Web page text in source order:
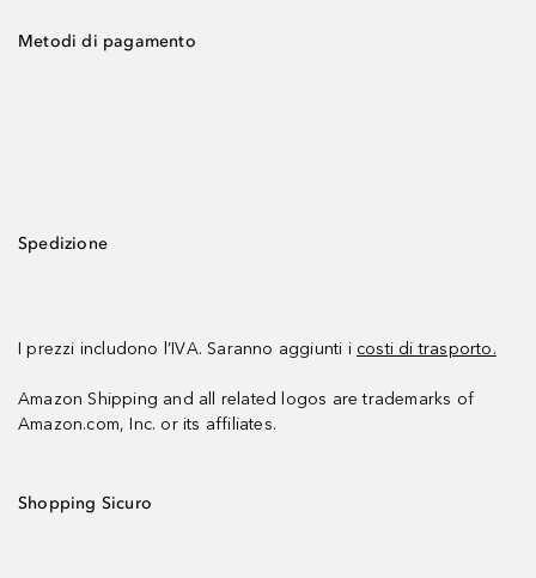
Metodi di pagamento
Spedizione
I prezzi includono l’IVA. Saranno aggiunti i costi di trasporto.
Amazon Shipping and all related logos are trademarks of
Amazon.com, Inc. or its affiliates.
Shopping Sicuro